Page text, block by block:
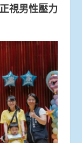
視男性壓力